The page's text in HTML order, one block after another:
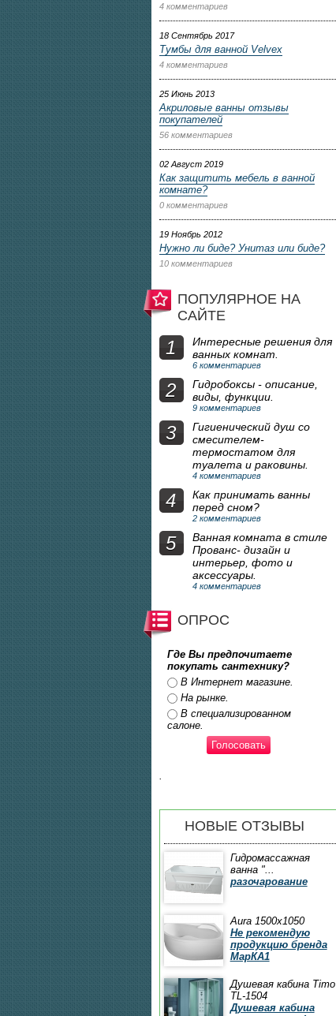
4 комментариев
18 Сентябрь 2017
Тумбы для ванной Velvex
4 комментариев
25 Июнь 2013
Акриловые ванны отзывы
покупателей
56 комментариев
02 Август 2019
Как защитить мебель в ванной
комнате?
0 комментариев
19 Ноябрь 2012
Нужно ли биде? Унитаз или биде?
10 комментариев
ПОПУЛЯРНОЕ НА
САЙТЕ
1
Интересные решения для
ванных комнат.
6 комментариев
2
Гидробоксы - описание,
виды, функции.
9 комментариев
3
Гигиенический душ со
смесителем-
термостатом для
туалета и раковины.
4 комментариев
4
Как принимать ванны
перед сном?
2 комментариев
5
Ванная комната в стиле
Прованс- дизайн и
интерьер, фото и
аксессуары.
4 комментариев
ОПРОС
Где Вы предпочитаете
покупать сантехнику?
Ответы
В Интернет магазине.
На рынке.
В специализированном
салоне.
НОВЫЕ ОТЗЫВЫ
Гидромассажная
ванна "...
разочарование
Aura 1500x1050
Не рекомендую
продукцию бренда
МарКА1
Душевая кабина Timo
TL-1504
Душевая кабина